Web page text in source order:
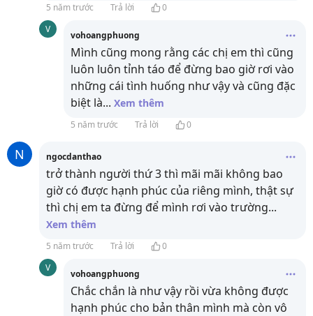
5 năm trước Trả lời
0
V
vohoangphuong
Mình cũng mong rằng các chị em thì cũng
luôn luôn tỉnh táo để đừng bao giờ rơi vào
những cái tình huống như vậy và cũng đặc
biệt là... Xem thêm
5 năm trước Trả lời 0
N ngocdanthao
trở thành người thứ 3 thì mãi mãi không bao
giờ có được hạnh phúc của riêng mình, thật sự
thì chị em ta đừng để mình rơi vào trường...
Xem thêm
5 năm trước Trả lời
0
V
vohoangphuong
Chắc chắn là như vậy rồi vừa không được
hạnh phúc cho bản thân mình mà còn vô